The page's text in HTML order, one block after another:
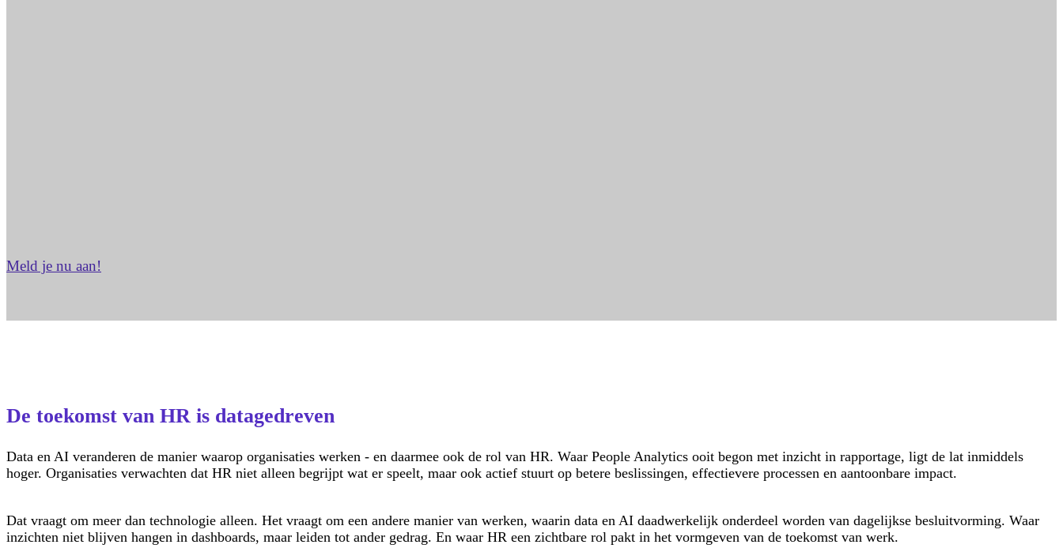
Meld je nu aan!
De toekomst van HR is datagedreven
Data en AI veranderen de manier waarop organisaties werken - en daarmee ook de rol van HR. Waar People Analytics ooit begon met inzicht in rapportage, ligt de lat inmiddels
hoger. Organisaties verwachten dat HR niet alleen begrijpt wat er speelt, maar ook actief stuurt op betere beslissingen, effectievere processen en aantoonbare impact.
Dat vraagt om meer dan technologie alleen. Het vraagt om een andere manier van werken, waarin data en AI daadwerkelijk onderdeel worden van dagelijkse besluitvorming. Waar
inzichten niet blijven hangen in dashboards, maar leiden tot ander gedrag. En waar HR een zichtbare rol pakt in het vormgeven van de toekomst van werk.